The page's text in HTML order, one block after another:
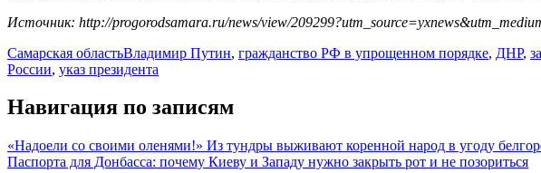
Источник: http://progorodsamara.ru/news/view/
Самарская областьВладимир Путин, гражданство РФ в упрощенном порядке, ДНР,
России, указ президента
Навигация по записям
«Надоели со своими оленями!» Из тундры выживают коренной народ в угоду
Паспорта для Донбасса: почему Киеву и Западу нужно закрыть рот и не позориться